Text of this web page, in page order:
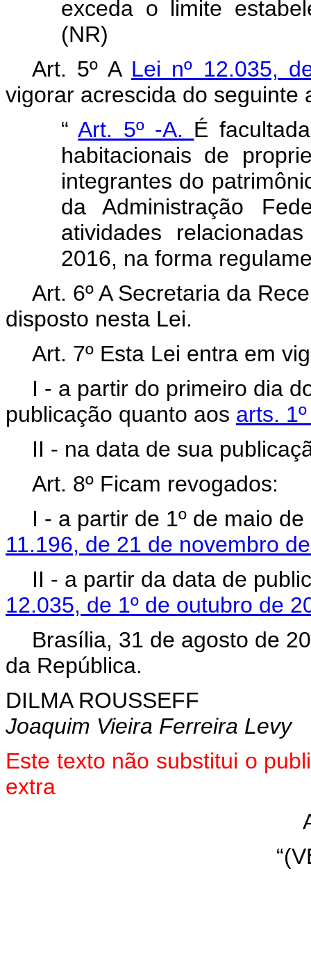
exceda o limite
(NR)
Art. 5º A Lei nº 12.035,
vigorar acrescida do seguinte
“Art. 5º -A. É
habitacionais de
integrantes do
da Administração
atividades
2016, na forma
Art. 6º A Secretaria da
disposto nesta Lei.
Art. 7º Esta Lei entra em
I - a partir do primeiro dia
publicação quanto aos arts.
II - na data de sua
Art. 8º Ficam revogados:
I - a partir de 1º de maio
11.196, de 21 de novembro
II - a partir da data de
12.035, de 1º de outubro de
Brasília, 31 de agosto de
da República.
DILMA ROUSSEFF
Joaquim Vieira Ferreira Levy
Este texto não substitui o
extra